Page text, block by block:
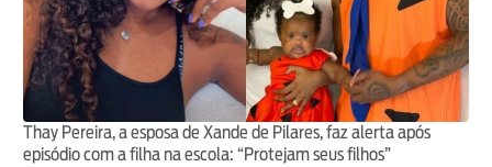
Thay Pereira, a esposa de Xande de Pilares, faz alerta após
episódio com a filha na escola: “Protejam seus filhos”